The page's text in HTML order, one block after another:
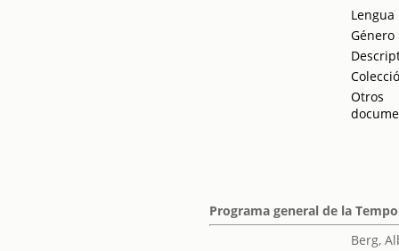
Lengua
Género
Otros
Programa general de la
Berg,